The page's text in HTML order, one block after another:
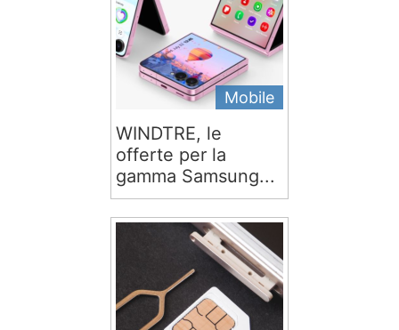
Mobile
WINDTRE, le
offerte per la
gamma Samsung...